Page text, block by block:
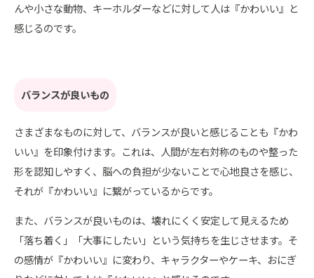
んや小さな動物、キーホルダーなどに対して人は『かわいい』と
感じるのです。
バランスが良いもの
さまざまなものに対して、バランスが良いと感じることも『かわ
いい』を印象付けます。これは、人間が左右対称のものや整った
形を認知しやすく、脳への負担が少ないことで心地良さを感じ、
それが『かわいい』に繋がっているからです。
また、バランスが良いものは、壊れにくく安定して見えるため
「落ち着く」「大事にしたい」という気持ちを生じさせます。そ
の感情が『かわいい』に変わり、キャラクターやケーキ、おにぎ